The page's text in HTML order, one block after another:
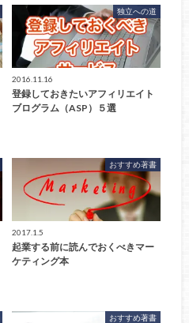
独立への道
2016.11.16
登録しておきたいアフィリエイト
ブログラム（ASP）５選
おすすめ著書
2017.1.5
起業する前に読んでおくべきマー
ケティング本
おすすめ著書